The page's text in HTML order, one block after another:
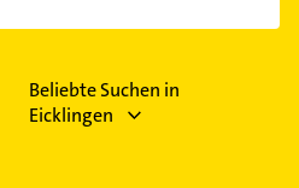
Sie alleÖffnungszeiten.
Beliebte Suchen in
Eicklingen